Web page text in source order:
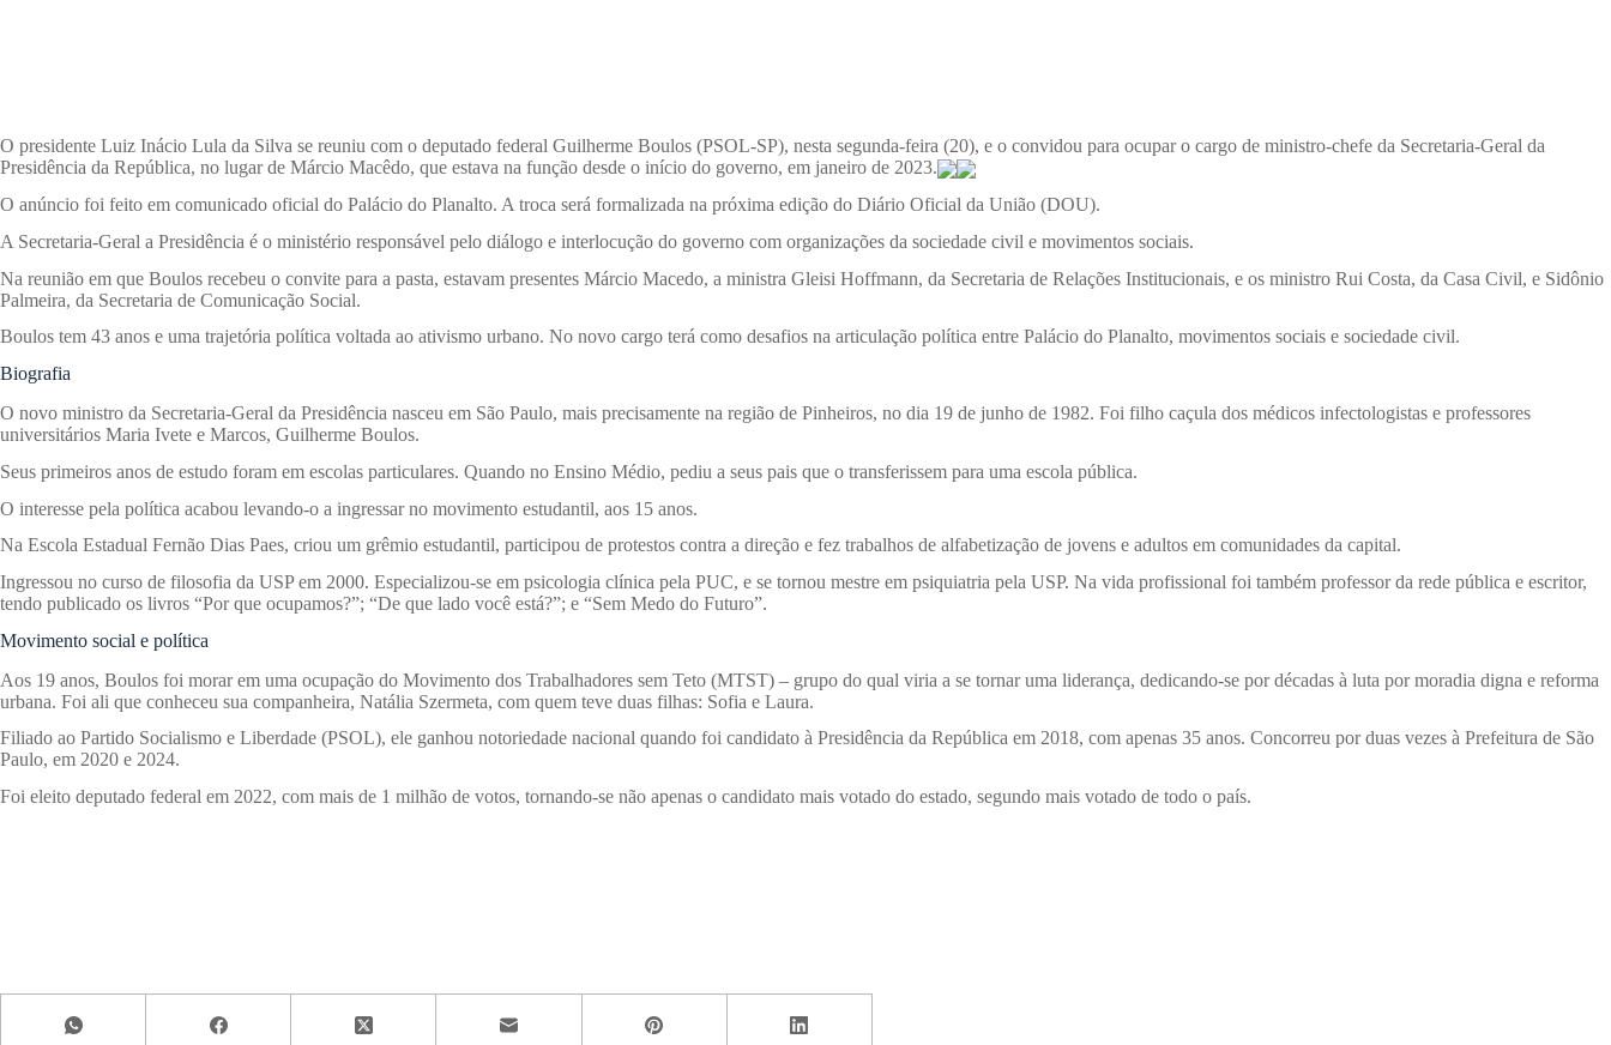
O presidente Luiz Inácio Lula da Silva se reuniu com o deputado federal Guilherme Boulos (PSOL-SP), nesta segunda-feira (20), e o convidou para ocupar o cargo de ministro-chefe da Secretaria-Geral da
Presidência da República, no lugar de Márcio Macêdo, que estava na função desde o início do governo, em janeiro de 2023.
O anúncio foi feito em comunicado oficial do Palácio do Planalto. A troca será formalizada na próxima edição do Diário Oficial da União (DOU).
A Secretaria-Geral a Presidência é o ministério responsável pelo diálogo e interlocução do governo com organizações da sociedade civil e movimentos sociais.
Na reunião em que Boulos recebeu o convite para a pasta, estavam presentes Márcio Macedo, a ministra Gleisi Hoffmann, da Secretaria de Relações Institucionais, e os ministro Rui Costa, da Casa Civil, e Sidônio
Palmeira, da Secretaria de Comunicação Social.
Boulos tem 43 anos e uma trajetória política voltada ao ativismo urbano. No novo cargo terá como desafios na articulação política entre Palácio do Planalto, movimentos sociais e sociedade civil.
Biografia
O novo ministro da Secretaria-Geral da Presidência nasceu em São Paulo, mais precisamente na região de Pinheiros, no dia 19 de junho de 1982. Foi filho caçula dos médicos infectologistas e professores
universitários Maria Ivete e Marcos, Guilherme Boulos.
Seus primeiros anos de estudo foram em escolas particulares. Quando no Ensino Médio, pediu a seus pais que o transferissem para uma escola pública.
O interesse pela política acabou levando-o a ingressar no movimento estudantil, aos 15 anos.
Na Escola Estadual Fernão Dias Paes, criou um grêmio estudantil, participou de protestos contra a direção e fez trabalhos de alfabetização de jovens e adultos em comunidades da capital.
Ingressou no curso de filosofia da USP em 2000. Especializou-se em psicologia clínica pela PUC, e se tornou mestre em psiquiatria pela USP. Na vida profissional foi também professor da rede pública e escritor,
tendo publicado os livros “Por que ocupamos?”; “De que lado você está?”; e “Sem Medo do Futuro”.
Movimento social e política
Aos 19 anos, Boulos foi morar em uma ocupação do Movimento dos Trabalhadores sem Teto (MTST) – grupo do qual viria a se tornar uma liderança, dedicando-se por décadas à luta por moradia digna e reforma
urbana. Foi ali que conheceu sua companheira, Natália Szermeta, com quem teve duas filhas: Sofia e Laura.
Filiado ao Partido Socialismo e Liberdade (PSOL), ele ganhou notoriedade nacional quando foi candidato à Presidência da República em 2018, com apenas 35 anos. Concorreu por duas vezes à Prefeitura de São
Paulo, em 2020 e 2024.
Foi eleito deputado federal em 2022, com mais de 1 milhão de votos, tornando-se não apenas o candidato mais votado do estado, segundo mais votado de todo o país.